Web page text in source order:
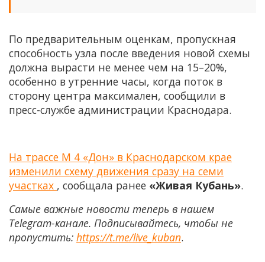
По предварительным оценкам, пропускная
способность узла после введения новой схемы
должна вырасти не менее чем на 15–20%,
особенно в утренние часы, когда поток в
сторону центра максимален, сообщили в
пресс-службе администрации Краснодара.
На трассе М 4 «Дон» в Краснодарском крае
изменили схему движения сразу на семи
участках , сообщала ранее «Живая Кубань».
Самые важные новости теперь в нашем
Telegram-канале. Подписывайтесь, чтобы не
пропустить: https://t.me/live_kuban.